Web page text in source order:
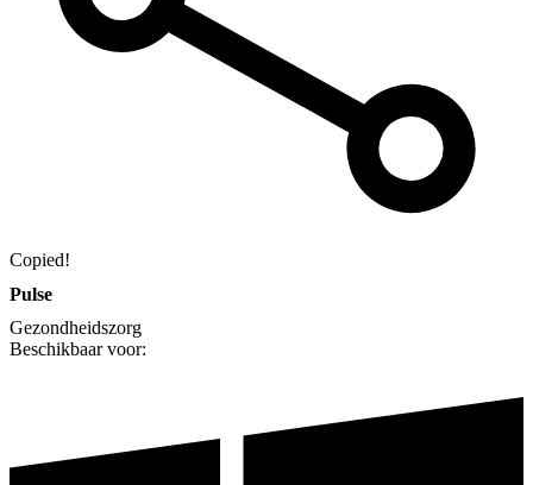
Copied!
Pulse
Gezondheidszorg
Beschikbaar voor: